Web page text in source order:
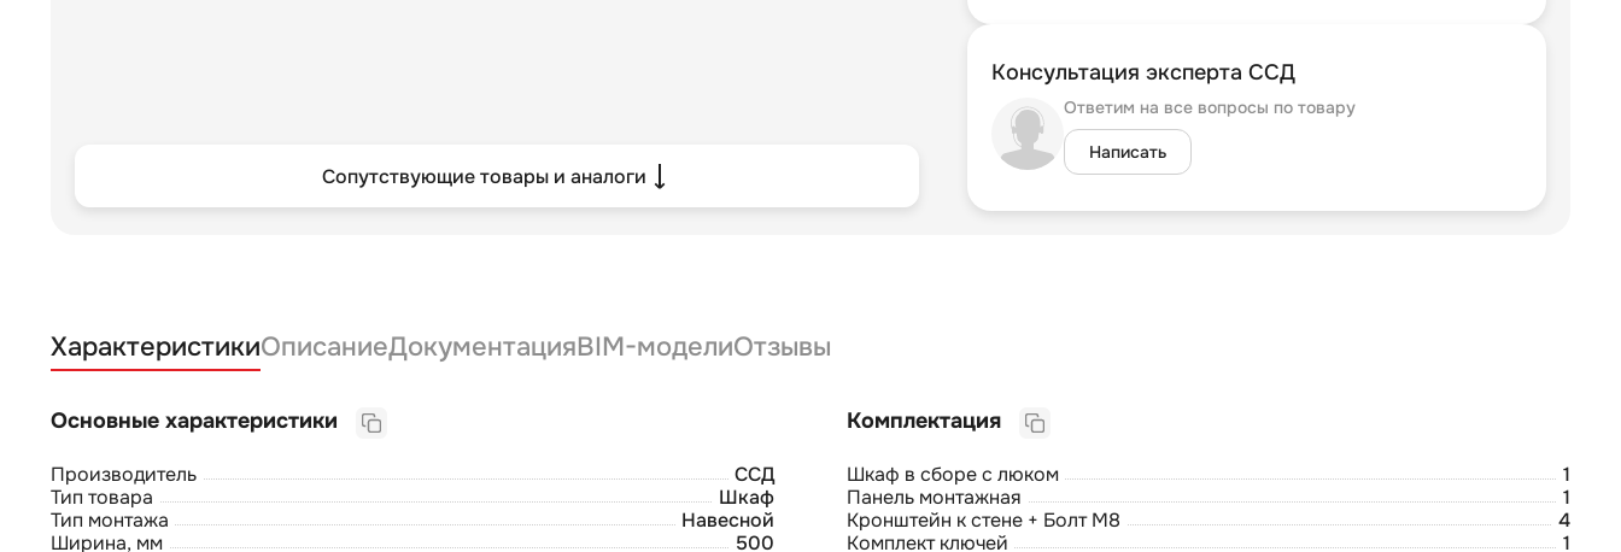
Сопутствующие товары и аналоги
Консультация эксперта ССД
Ответим на все вопросы по товару
Написать
ХарактеристикиОписаниеДокументацияBIM-моделиОтзывы
Производитель
ССД
Тип товара
Шкаф
Тип монтажа
Навесной
Ширина, мм
500
Шкаф в сборе с люком
1
Панель монтажная
1
Кронштейн к стене + Болт М8
4
Комплект ключей
1